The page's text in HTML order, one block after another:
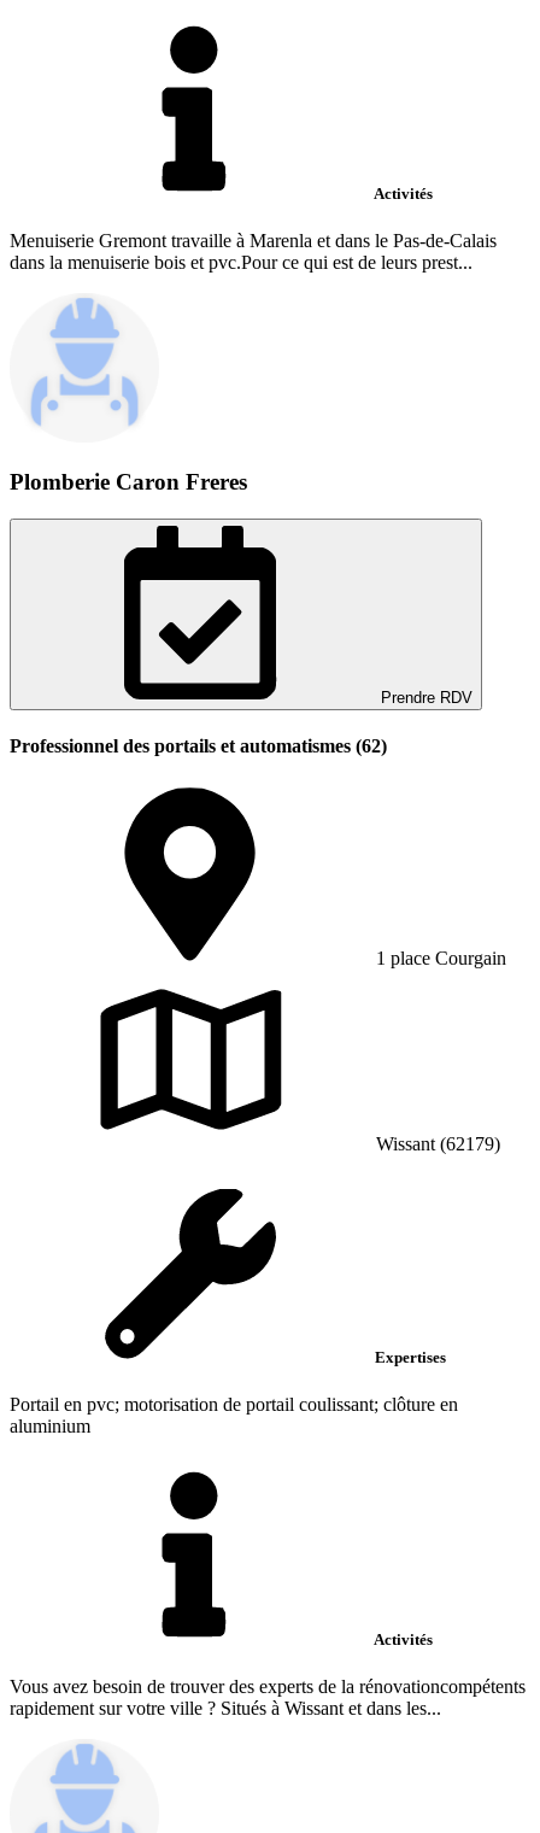
Activités
Menuiserie Gremont travaille à Marenla et dans le Pas-de-Calais
dans la menuiserie bois et pvc.Pour ce qui est de leurs prest...
Plomberie Caron Freres
Prendre RDV
Professionnel des portails et automatismes (62)
1 place Courgain
Wissant (62179)
Expertises
Portail en pvc; motorisation de portail coulissant; clôture en
aluminium
Activités
Vous avez besoin de trouver des experts de la rénovationcompétents
rapidement sur votre ville ? Situés à Wissant et dans les...